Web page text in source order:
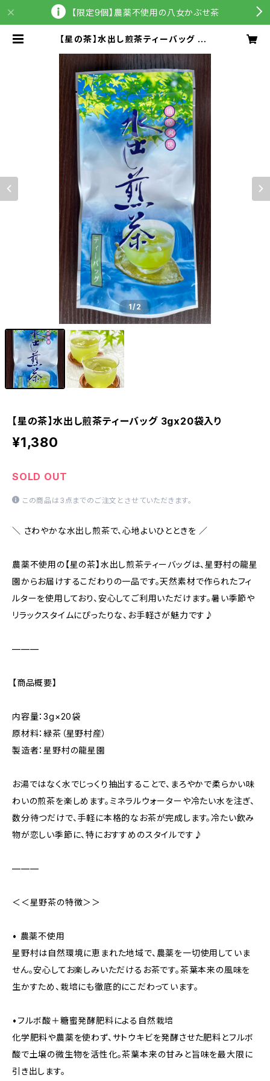
【限定9個】農薬不使用の八女かぶせ茶
【星の茶】水出し煎茶ティーバッグ 3g
プ
1/2
【星の茶】水出し煎茶ティーバッグ 3gx20袋入り
¥1,380
SOLD OUT
この商品は3点までのご注文とさせていただきます。
＼ さわやかな水出し煎茶で、心地よいひとときを ／
農薬不使用の【星の茶】水出し煎茶ティーバッグは、星野村の龍星
園からお届けするこだわりの一品です。天然素材で作られたフィ
ルターを使用しており、安心してご利用いただけます。暑い季節や
リラックスタイムにぴったりな、お手軽さが魅力です♪
———
【商品概要】
内容量：3g×20袋
原材料：緑茶（星野村産）
製造者：星野村の龍星園
お湯ではなく水でじっくり抽出することで、まろやかで柔らかい味
わいの煎茶を楽しめます。ミネラルウォーターや冷たい水を注ぎ、
数分待つだけで、手軽に本格的なお茶が完成します。冷たい飲み
物が恋しい季節に、特におすすめのスタイルです♪
———
＜＜星野茶の特徴＞＞
• 農薬不使用
星野村は自然環境に恵まれた地域で、農薬を一切使用していま
せん。安心してお楽しみいただけるお茶です。茶葉本来の風味を
生かすため、栽培にも徹底的にこだわっています。
•フルボ酸＋糖蜜発酵肥料による自然栽培
化学肥料や農薬を使わず、サトウキビを発酵させた肥料とフルボ
酸で土壌の微生物を活性化。茶葉本来の甘みと旨味を最大限に
引き出します。